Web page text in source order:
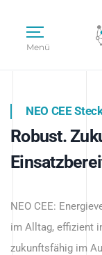
Menü
NEO CEE
Robust.
NEO CEE:
im Alltag, effizient
zukunftsfähig im
Intelligenz
Anwendungen –
zukunftsfähig.